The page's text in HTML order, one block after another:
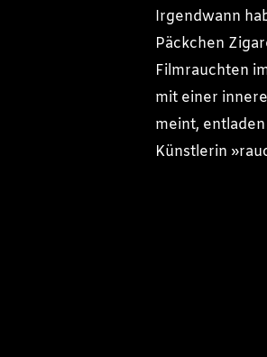
Irgendwann
Päckchen
Filmrauchten
mit einer
meint,
Künstlerin